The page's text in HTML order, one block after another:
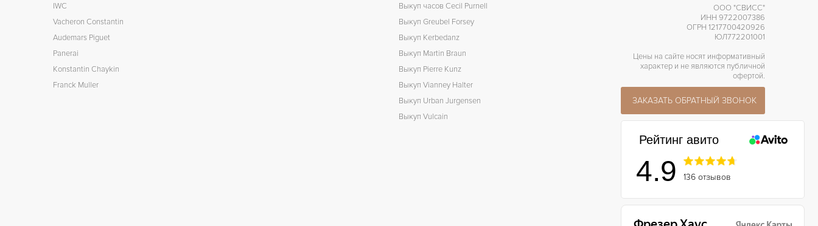
IWC
Vacheron Constantin
Audemars Piguet
Panerai
Konstantin Chaykin
Franck Muller
Выкуп часов Cecil Purnell
Выкуп Greubel Forsey
Выкуп Kerbedanz
Выкуп Martin Braun
Выкуп Pierre Kunz
Выкуп Vianney Halter
Выкуп Urban Jurgensen
Выкуп Vulcain
ООО "СВИСС"
ИНН 9722007386
ОГРН 1217700420926
ЮЛ772201001
Цены на сайте носят информативный
характер и не являются публичной
офертой.
ЗАКАЗАТЬ ОБРАТНЫЙ ЗВОНОК
Рейтинг авито
4.9 136 отзывов